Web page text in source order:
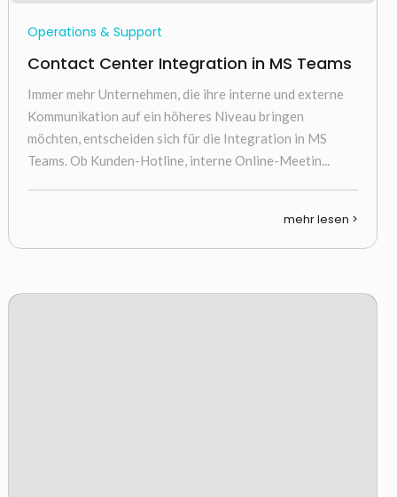
Operations & Support
Contact Center Integration in MS Teams
Immer mehr Unternehmen, die ihre interne und externe
Kommunikation auf ein höheres Niveau bringen
möchten, entscheiden sich für die Integration in MS
Teams. Ob Kunden-Hotline, interne Online-Meetin...
mehr lesen >